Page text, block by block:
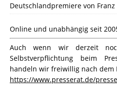
Deutschlandpremiere von
Online und unabhängig seit
Auch wenn wir derzeit
Selbstverpflichtung beim
handeln wir freiwillig nach dem
https://www.presserat.de/